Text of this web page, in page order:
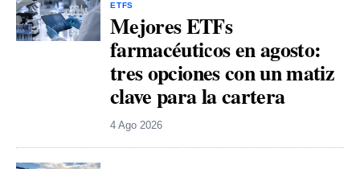
ETFS
Mejores ETFs
farmacéuticos en agosto:
tres opciones con un matiz
clave para la cartera
4 Ago 2026